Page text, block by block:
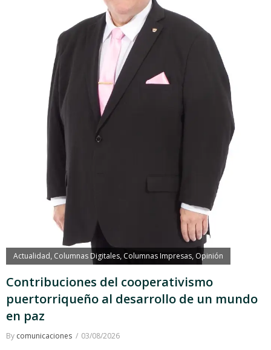
Actualidad Columnas Digitales, Columnas Impresas, Opinión
Contribuciones del cooperativismo
puertorriqueño al desarrollo de un mundo
en paz
By comunicaciones 03/08/2026